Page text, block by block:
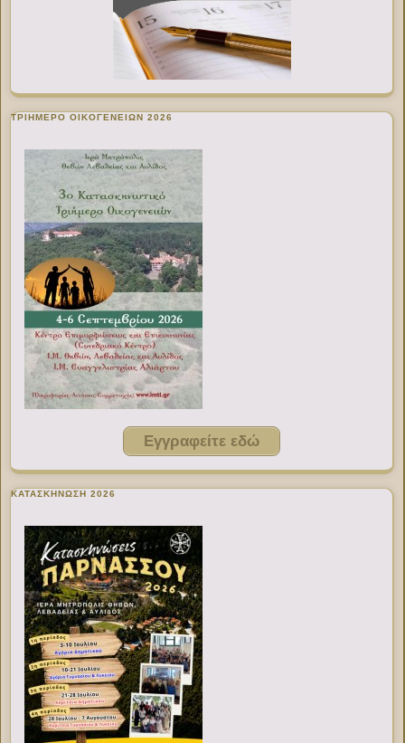
ΤΡΙΗΜΕΡΟ ΟΙΚΟΓΕΝΕΙΩΝ 2026
Εγγραφείτε εδώ
ΚΑΤΑΣΚΗΝΩΣΗ 2026